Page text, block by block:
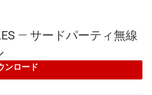
— サードパーティ無線
ンロード